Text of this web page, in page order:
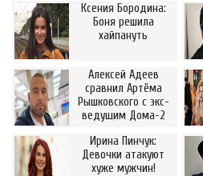
Ксения Бородина:
Боня решила
хайпануть
Алексей Адеев
сравнил Артёма
Рышковского с экс-
ведущим Дома-2
Ирина Пинчук:
Девочки атакуют
хуже мужчин!